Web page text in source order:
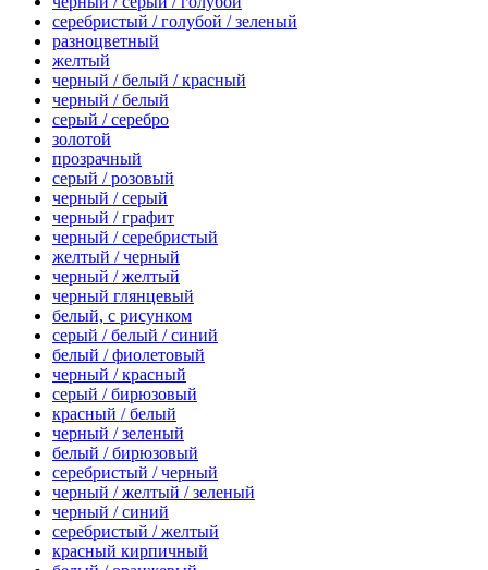
серебристый / голубой / зеленый
разноцветный
желтый
черный / белый / красный
черный / белый
серый / серебро
золотой
прозрачный
серый / розовый
черный / серый
черный / графит
черный / серебристый
желтый / черный
черный / желтый
черный глянцевый
белый, с рисунком
серый / белый / синий
белый / фиолетовый
черный / красный
серый / бирюзовый
красный / белый
черный / зеленый
белый / бирюзовый
серебристый / черный
черный / желтый / зеленый
черный / синий
серебристый / желтый
красный кирпичный